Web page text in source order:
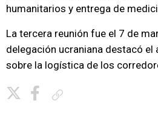
humanitarios y entrega de
La tercera reunión fue el 7 de
delegación ucraniana destacó el
sobre la logística de los